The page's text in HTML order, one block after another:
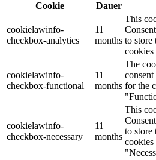
Cookie
Dauer
cookielawinfo-
checkbox-analytics
11
months
This
to store
cookielawinfo-
checkbox-functional
11
months
The
for the
cookielawinfo-
checkbox-necessary
11
months
This
to store
cookies